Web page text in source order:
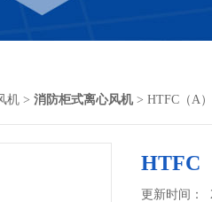
机 > 消防柜式离心风机> HTFC（A
HTFC
更新时间：